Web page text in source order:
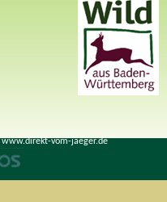
www.direkt-vom-jaeger.de